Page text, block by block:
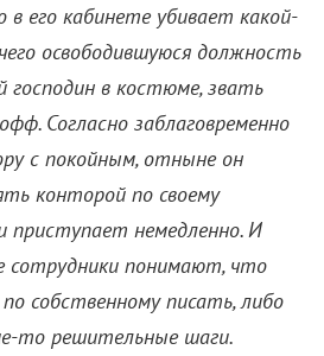
в его кабинете убивает какой-
освободившуюся должность
в костюме, звать
Согласно заблаговременно
с покойным, отныне он
конторой по своему
приступает немедленно. И
сотрудники понимают, что
собственному писать, либо
то решительные шаги.